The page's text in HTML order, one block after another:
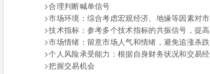
>合理判断喊单信号
>市场环境：综合考虑宏观经济、地缘等因素对市
>技术指标：参考多个技术指标的共振信号，提高
>市场情绪：留意市场人气和情绪，避免追涨杀跌
>个人风险承受能力：根据自身财务状况和交易经
>把握交易机会